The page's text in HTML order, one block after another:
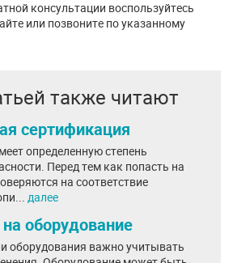
консультации воспользуйтесь
или позвоните по указанному
также читают
сертификация
определенную степень
Перед тем как попасть на
на соответствие
далее
оборудование
оборудования важно учитывать